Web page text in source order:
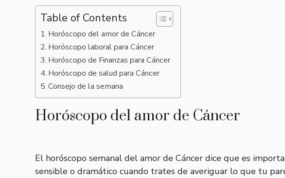
Table of Contents
Horóscopo del amor de Cáncer
Horóscopo laboral para Cáncer
Horóscopo de Finanzas para Cáncer
Horóscopo de salud para Cáncer
Consejo de la semana
Horóscopo del amor de Cáncer
El horóscopo semanal del amor de Cáncer dice que es
sensible o dramático cuando trates de averiguar lo que tu